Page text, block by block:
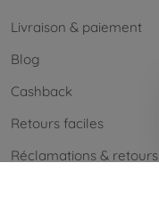
Livraison & paiement
Blog
Cashback
Retours faciles
Réclamations & retours